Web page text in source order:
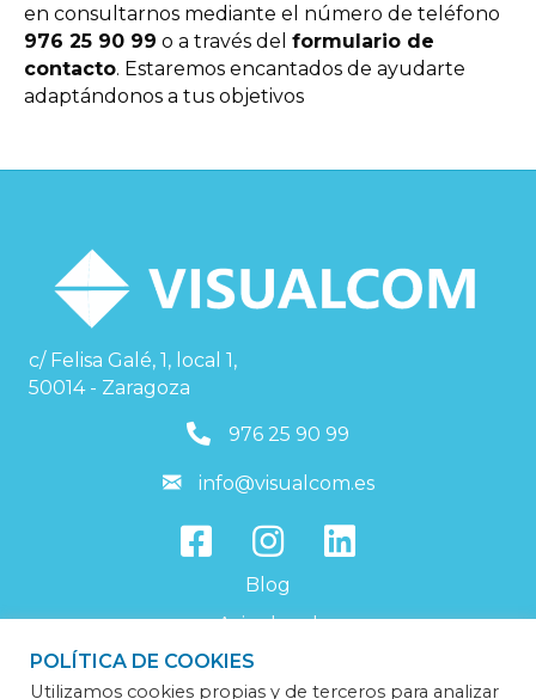
en consultarnos mediante el número de teléfono
976 25 90 99 o a través del formulario de
contacto. Estaremos encantados de ayudarte
adaptándonos a tus objetivos
c/ Felisa Galé, 1, local 1,
50014 - Zaragoza
976259099
976 25 90 99
info@visualcom.es
info@visualcom.es
Blog
Aviso legal
Política de privacidad
POLÍTICA DE COOKIES
Utilizamos cookies propias y de terceros para analizar